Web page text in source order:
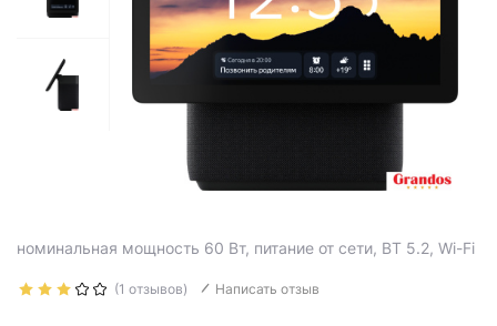
номинальная мощность 60 Вт, питание от сети, BT 5.2, Wi-Fi
(1 отзывов) Написать отзыв